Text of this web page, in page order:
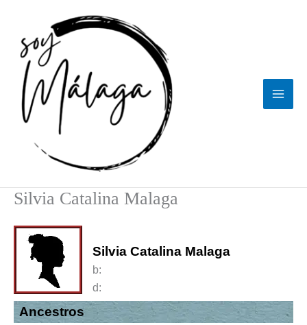
contenido
Silvia Catalina Malaga
Silvia Catalina Malaga
b:
d:
Ancestros